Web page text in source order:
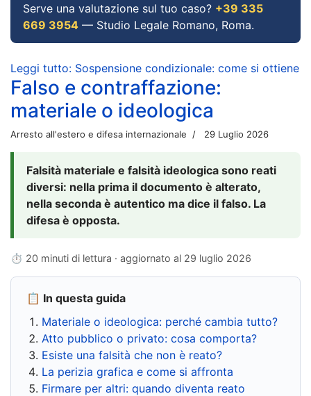
Serve una valutazione sul tuo caso? +39 335
669 3954 — Studio Legale Romano, Roma.
Leggi tutto: Sospensione condizionale: come si ottiene
Falso e contraffazione:
materiale o ideologica
Arresto all'estero e difesa internazionale 29 Luglio 2026
Falsità materiale e falsità ideologica sono reati
diversi: nella prima il documento è alterato,
nella seconda è autentico ma dice il falso. La
difesa è opposta.
⏱ 20 minuti di lettura · aggiornato al 29 luglio 2026
📋 In questa guida
Materiale o ideologica: perché cambia tutto?
Atto pubblico o privato: cosa comporta?
Esiste una falsità che non è reato?
La perizia grafica e come si affronta
Firmare per altri: quando diventa reato